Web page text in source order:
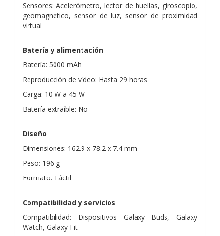
Sensores: Acelerómetro, lector de huellas, giroscopio,
geomagnético, sensor de luz, sensor de proximidad
virtual
Batería y alimentación
Batería: 5000 mAh
Reproducción de vídeo: Hasta 29 horas
Carga: 10 W a 45 W
Batería extraíble: No
Diseño
Dimensiones: 162.9 x 78.2 x 7.4 mm
Peso: 196 g
Formato: Táctil
Compatibilidad y servicios
Compatibilidad: Dispositivos Galaxy Buds, Galaxy
Watch, Galaxy Fit